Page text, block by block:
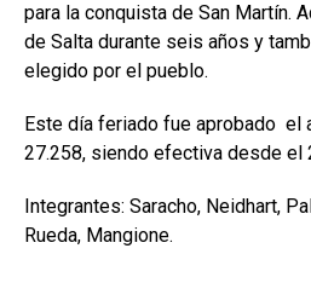
para la conquista de San Martín.
de Salta durante seis años y
elegido por el pueblo.
Este día feriado fue aprobado el
27.258, siendo efectiva desde el
Integrantes: Saracho, Neidhart,
Rueda, Mangione.